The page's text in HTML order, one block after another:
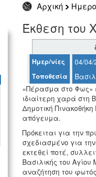
Αρχική
Έκθεση του
Ημερ/νίες 04/04/
Τοποθεσία
«Πέρασμα στο Φως»
ιδιαίτερη χαρά στη
Δημοτική
απόγευμα.
Πρόκειται για την
σχεδιασμένο για
εκτεθεί ποτέ,
Βασιλικής του Αγίου
αναζήτηση του